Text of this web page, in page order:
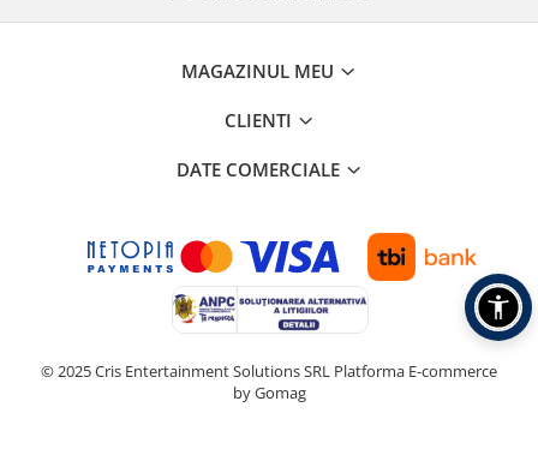
MAGAZINUL MEU
CLIENTI
DATE COMERCIALE
© 2025 Cris Entertainment Solutions SRL Platforma E-commerce
by Gomag